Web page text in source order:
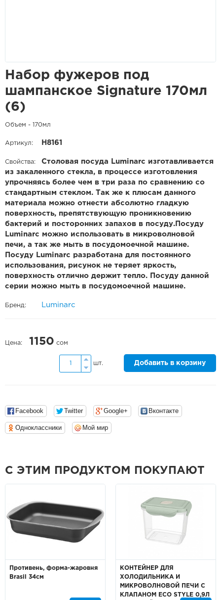
Набор фужеров под
шампанское Signature 170мл
(6)
Объем - 170мл
Артикул: H8161
Свойства:
Столовая посуда Luminarc изготавливается
из закаленного стекла, в процессе изготовления
упрочняясь более чем в три раза по сравнению со
стандартным стеклом. Так же к плюсам данного
материала можно отнести абсолютно гладкую
поверхность, препятствующую проникновению
бактерий и посторонних запахов в посуду.Посуду
Luminarc можно использовать в микроволновой
печи, а так же мыть в посудомоечной машине.
Посуду Luminarc разработана для постоянного
использования, рисунок не теряет яркость,
поверхность отлично держит тепло. Посуду данной
серии можно мыть в посудомоечной машине.
Бренд: Luminarc
Цена: 1150 сом
шт. Добавить в корзину
Facebook Twitter Google+ Вконтакте
Одноклассники Мой мир
С ЭТИМ ПРОДУКТОМ ПОКУПАЮТ
Противень, форма-жаровня
Brasil 34см
КОНТЕЙНЕР ДЛЯ
ХОЛОДИЛЬНИКА И
МИКРОВОЛНОВОЙ ПЕЧИ С
КЛАПАНОМ ECO STYLE 0,9Л